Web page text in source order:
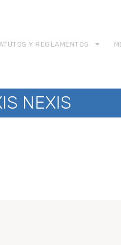
Y REGLAMENTOS
NEXIS